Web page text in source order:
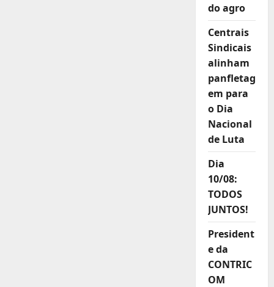
do agro
Centrais
Sindicais
alinham
panfletag
em para
o Dia
Nacional
de Luta
Dia
10/08:
TODOS
JUNTOS!
President
e da
CONTRIC
OM